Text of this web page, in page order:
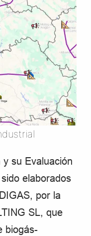
y su Evaluación
elaborados
por la
SL, que
biogás-